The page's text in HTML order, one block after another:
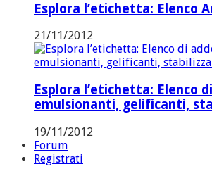
Esplora l’etichetta: Elenco
21/11/2012
Esplora l’etichetta: Elenco
emulsionanti, gelificanti,
19/11/2012
Forum
Registrati